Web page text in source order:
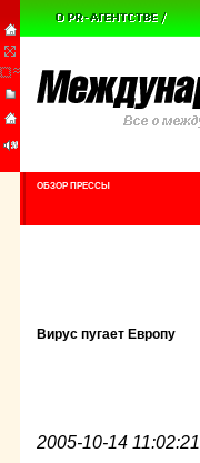
ОБЗОР ПРЕССЫ
Вирус пугает Европу
2005-10-14 11:02:21